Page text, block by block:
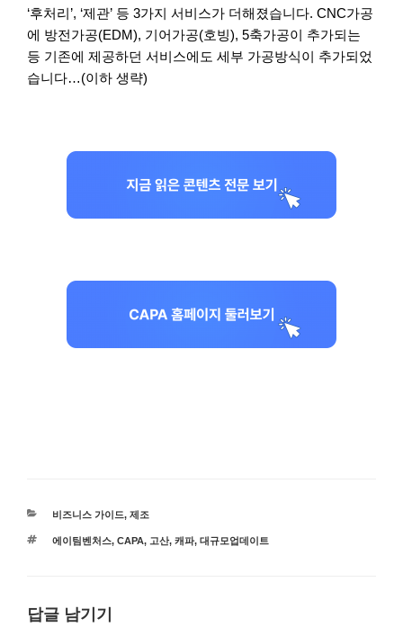
‘후처리’, ‘제관’ 등 3가지 서비스가 더해졌습니다. CNC가공
에 방전가공(EDM), 기어가공(호빙), 5축가공이 추가되는
등 기존에 제공하던 서비스에도 세부 가공방식이 추가되었
습니다…(이하 생략)
카
고
비즈니스 가이드, 제조
태
에이팀벤처스, CAPA, 고산, 캐파, 대규모업데이트
답글 남기기